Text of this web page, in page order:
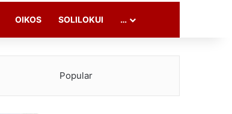
OIKOS SOLILOKUI …
Popular